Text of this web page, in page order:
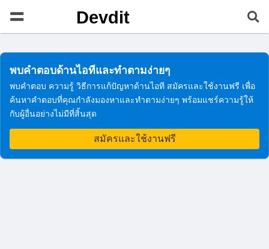
Devdit
พบคำตอบด้านไอทีและทำตามง่ายๆ
พบคำตอบ ความรู้ วิธีการแก้ปัญหาด้านไอที สมัครและใช้งานฟรี เพื่อ
ค้นหาคำตอบที่คุณกำลังมองหาและทำตามง่ายๆ พร้อมแชร์ความรู้ให้
กับผู้อื่นอย่างไม่มีที่สิ้นสุด
สมัครและใช้งานฟรี